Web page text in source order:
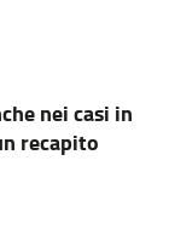
nei casi in
recapito